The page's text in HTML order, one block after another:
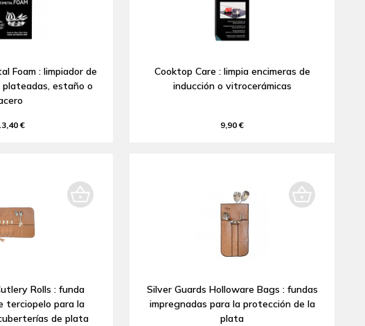
Foam : limpiador de
estaño o
€
Cooktop Care : limpia encimeras de
inducción o vitrocerámicas
9,90 €
Rolls : funda
terciopelo para la
de plata
Silver Guards Holloware Bags : fundas
impregnadas para la protección de la
plata